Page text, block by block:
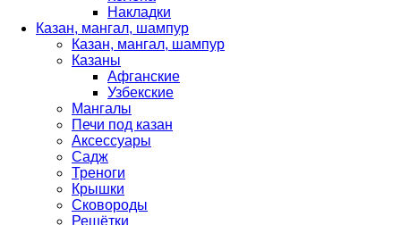
Накладки
Казан, мангал, шампур
Казан, мангал, шампур
Казаны
Афганские
Узбекские
Мангалы
Печи под казан
Аксессуары
Садж
Треноги
Крышки
Сковороды
Решётки